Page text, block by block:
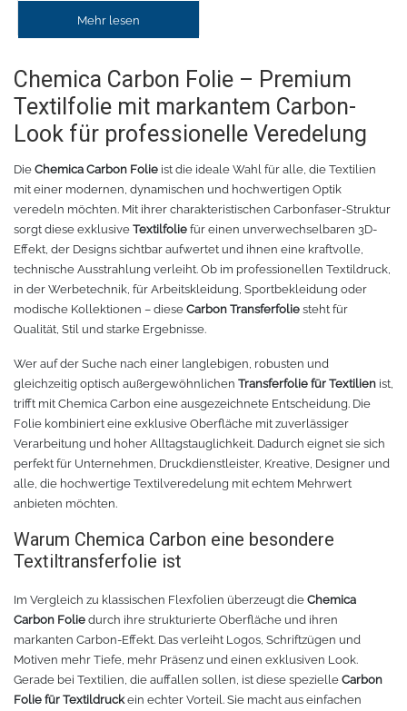
Oracal 8500
Oracal 8870
Oralux 9300
Oramask
Oraguard Laminierfolie
Glasdekorationsfolie
Magnetfolie
Antigraffiti-Folie
Tafelfolie
Verschiedene Spezialfolien
Textilfolie
Chemica Firstmark
Chemica Hotmark
Messerklingen
Pinzette
Schere
Lineale
Lineal Zubehör
Schneidematten
Schildwerkzeug
Montagewerkzeug
Trommeln
Verschiedenes
Schnellspanner
Taschen und Kisten
Mehr lesen
Chemica Carbon Folie – Premium
Textilfolie mit markantem Carbon-
Look für professionelle Veredelung
Die Chemica Carbon Folie ist die ideale Wahl für alle, die Textilien
mit einer modernen, dynamischen und hochwertigen Optik
veredeln möchten. Mit ihrer charakteristischen Carbonfaser-Struktur
sorgt diese exklusive Textilfolie für einen unverwechselbaren 3D-
Effekt, der Designs sichtbar aufwertet und ihnen eine kraftvolle,
technische Ausstrahlung verleiht. Ob im professionellen Textildruck,
in der Werbetechnik, für Arbeitskleidung, Sportbekleidung oder
modische Kollektionen – diese Carbon Transferfolie steht für
Qualität, Stil und starke Ergebnisse.
Wer auf der Suche nach einer langlebigen, robusten und
gleichzeitig optisch außergewöhnlichen Transferfolie für Textilien ist,
trifft mit Chemica Carbon eine ausgezeichnete Entscheidung. Die
Folie kombiniert eine exklusive Oberfläche mit zuverlässiger
Verarbeitung und hoher Alltagstauglichkeit. Dadurch eignet sie sich
perfekt für Unternehmen, Druckdienstleister, Kreative, Designer und
alle, die hochwertige Textilveredelung mit echtem Mehrwert
anbieten möchten.
Warum Chemica Carbon eine besondere
Textiltransferfolie ist
Im Vergleich zu klassischen Flexfolien überzeugt die Chemica
Carbon Folie durch ihre strukturierte Oberfläche und ihren
markanten Carbon-Effekt. Das verleiht Logos, Schriftzügen und
Motiven mehr Tiefe, mehr Präsenz und einen exklusiven Look.
Gerade bei Textilien, die auffallen sollen, ist diese spezielle Carbon
Folie für Textildruckein echter Vorteil. Sie macht aus einfachen